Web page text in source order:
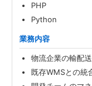
PHP
Python
業務内容
物流企業の輸配
既存WMSとの統